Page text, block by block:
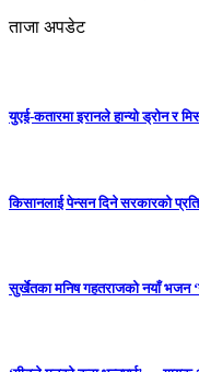
ताजा अपडेट
युएई-कतारमा इरानले हान्यो ड्रोन र
किसानलाई पेन्सन दिने सरकारको
सुर्खेतका मनिष गहतराजको नयाँ भजन